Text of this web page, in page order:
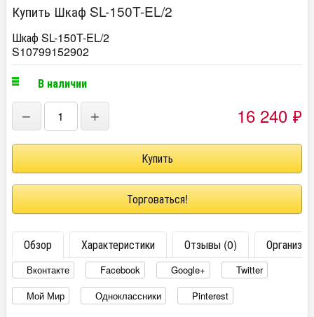
Купить Шкаф SL-150T-EL/2
Шкаф SL-150T-EL/2
S10799152902
В наличии
− + 16 240 ₽
Торговаться!
Обзор Характеристики Отзывы (0)
Вконтакте Facebook Google+
Twitter
Мой Мир
Одноклассники Pinterest